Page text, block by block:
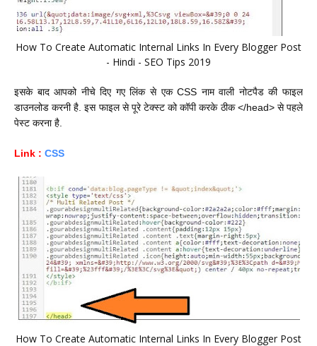
How To Create Automatic Internal Links In Every Blogger Post
- Hindi - SEO Tips 2019
इसके बाद आपको नीचे दिए गए लिंक से एक CSS नाम वाली नोटपैड की फाइल
डाउनलोड करनी है. इस फाइल से पूरे टेक्स्ट को कॉपी करके ठीक </head>से पहले
पेस्ट करना है.
Link : CSS
How To Create Automatic Internal Links In Every Blogger Post